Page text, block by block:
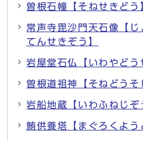
曽根石幢【そねせきどう
常声寺毘沙門天石像【
てんせきぞう】
岩屋堂石仏【いわやどう
曽根道祖神【そねどうそ
岩船地蔵【いわふねじぞ
鮪供養塔【まぐろくよう